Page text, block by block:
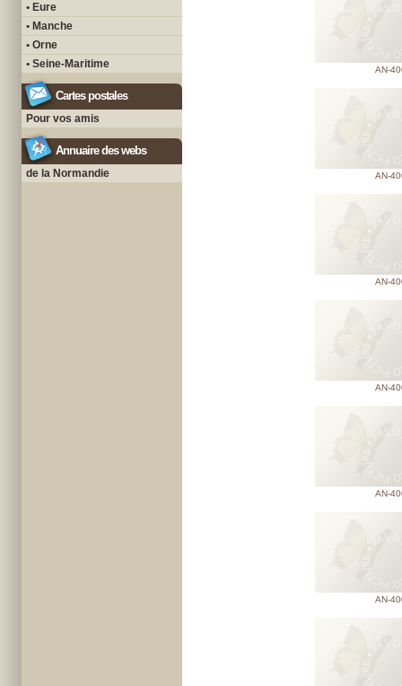
• Eure
• Manche
• Orne
• Seine-Maritime
Cartes postales
Pour vos amis
Annuaire des webs
de la Normandie
AN-
AN-
AN-
AN-
AN-
AN-